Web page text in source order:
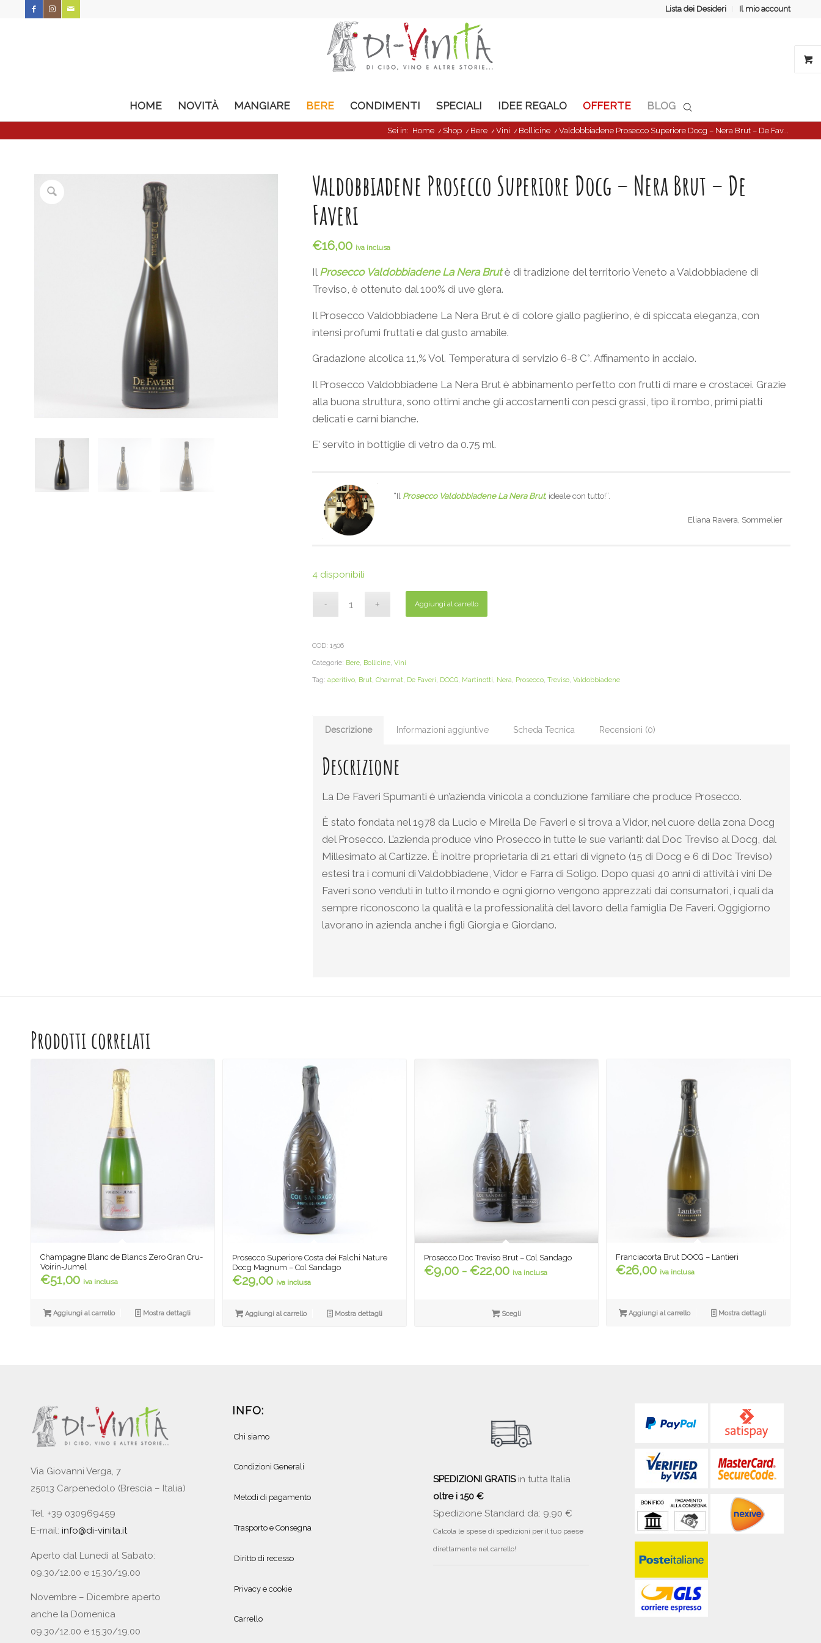
Lista dei Desideri Il mio account
HOME NOVITÀ MANGIARE BERE CONDIMENTI SPECIALI IDEE REGALO OFFERTE BLOG
Sei in: Home / Shop / Bere / Vini / Bollicine / Valdobbiadene Prosecco Superiore Docg – Nera Brut – De Fav...
Valdobbiadene Prosecco Superiore Docg – Nera Brut – De
Faveri
€16,00 iva inclusa
Il Prosecco Valdobbiadene La Nera Brutè di tradizione del territorio Veneto a Valdobbiadene di
Treviso, è ottenuto dal 100% di uve glera.
Il Prosecco Valdobbiadene La Nera Brut è di colore giallo paglierino, è di spiccata eleganza, con
intensi profumi fruttati e dal gusto amabile.
Gradazione alcolica 11,% Vol. Temperatura di servizio 6-8 C°. Affinamento in acciaio.
Il Prosecco Valdobbiadene La Nera Brut è abbinamento perfetto con frutti di mare e crostacei. Grazie
alla buona struttura, sono ottimi anche gli accostamenti con pesci grassi, tipo il rombo, primi piatti
delicati e carni bianche.
E’ servito in bottiglie di vetro da 0.75 ml.
“Il Prosecco Valdobbiadene La Nera Brut, ideale con tutto!”.
Eliana Ravera, Sommelier
4 disponibili
Aggiungi al carrello
COD: 1506
Categorie: Bere, Bollicine, Vini
Tag: aperitivo, Brut, Charmat, De Faveri, DOCG, Martinotti, Nera, Prosecco, Treviso, Valdobbiadene
Descrizione Informazioni aggiuntive Scheda Tecnica Recensioni (0)
Descrizione
La De Faveri Spumanti è un’azienda vinicola a conduzione familiare che produce Prosecco.
È stato fondata nel 1978 da Lucio e Mirella De Faveri e si trova a Vidor, nel cuore della zona Docg
del Prosecco. L’azienda produce vino Prosecco in tutte le sue varianti: dal Doc Treviso al Docg, dal
Millesimato al Cartizze. È inoltre proprietaria di 21 ettari di vigneto (15 di Docg e 6 di Doc Treviso)
estesi tra i comuni di Valdobbiadene, Vidor e Farra di Soligo. Dopo quasi 40 anni di attività i vini De
Faveri sono venduti in tutto il mondo e ogni giorno vengono apprezzati dai consumatori, i quali da
sempre riconoscono la qualità e la professionalità del lavoro della famiglia De Faveri. Oggigiorno
lavorano in azienda anche i figli Giorgia e Giordano.
Prodotti correlati
Champagne Blanc de Blancs Zero Gran Cru-
Voirin-Jumel
€51,00 iva inclusa
Aggiungi al carrello Mostra dettagli
Prosecco Superiore Costa dei Falchi Nature
Docg Magnum – Col Sandago
€29,00 iva inclusa
Aggiungi al carrello Mostra dettagli
Prosecco Doc Treviso Brut – Col Sandago
€9,00 - €22,00Fascia
da
iva inclusa
Scegli
Franciacorta Brut DOCG – Lantieri
€26,00 iva inclusa
Aggiungi al carrello Mostra dettagli
Via Giovanni Verga, 7
25013 Carpenedolo (Brescia – Italia)
Tel. +39 030969459
E-mail: info@di-vinita.it
Aperto dal Lunedì al Sabato:
09.30/12.00 e 15.30/19.00
Novembre – Dicembre aperto
anche la Domenica
09.30/12.00 e 15.30/19.00
INFO:
Chi siamo
Condizioni Generali
Metodi di pagamento
Trasporto e Consegna
Diritto di recesso
Privacy e cookie
Carrello
SPEDIZIONI GRATISin tutta Italia
oltre i 150 €
Spedizione Standard da: 9,90 €
Calcola le spese di spedizioni per il tuo paese
direttamente nel carrello!